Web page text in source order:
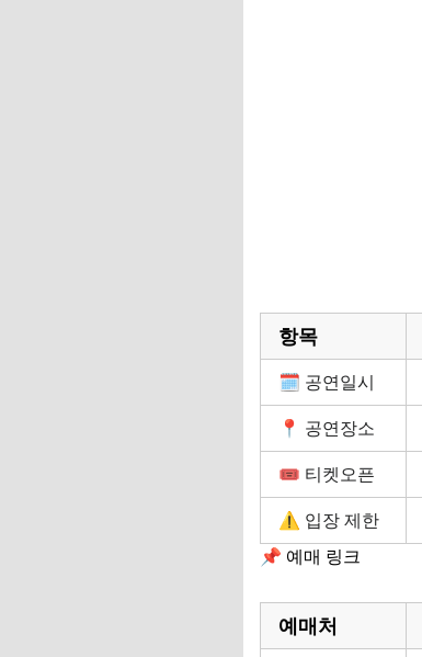
항목
🗓 공연일시
📍 공연장소
🎟 티켓오픈
⚠️ 입장 제한
📌 예매 링크
예매처